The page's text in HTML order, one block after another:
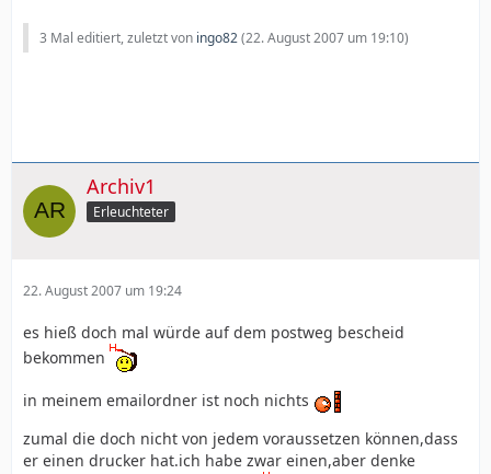
3 Mal editiert, zuletzt von ingo82(22. August 2007 um 19:10)
Archiv1
Erleuchteter
22. August 2007 um 19:24
es hieß doch mal würde auf dem postweg bescheid
bekommen
in meinem emailordner ist noch nichts
zumal die doch nicht von jedem voraussetzen können,dass
er einen drucker hat.ich habe zwar einen,aber denke